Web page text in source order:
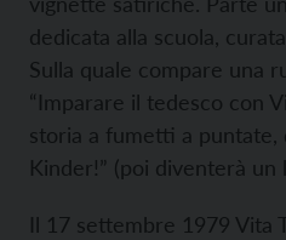
dedicata alla scuola,
Sulla quale compare una
“Imparare il tedesco con
storia a fumetti a puntate,
Kinder!” (poi diventerà un
Il 17 settembre 1979 Vita